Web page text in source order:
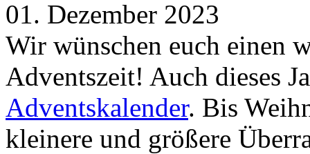
01. Dezember 2023
Wir wünschen euch einen
Adventszeit! Auch dieses
Adventskalender. Bis
kleinere und größere